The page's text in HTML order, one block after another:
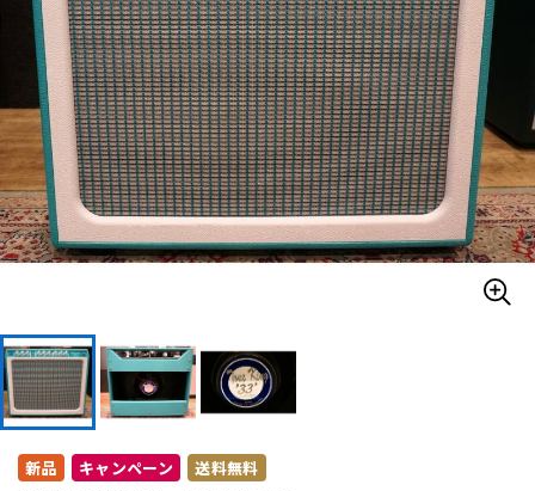
キーボード 電子ピアノ
管楽器 その他楽器
アンプ エフェクター
DTM オンライン納品
新品 キャンペーン 送料無料